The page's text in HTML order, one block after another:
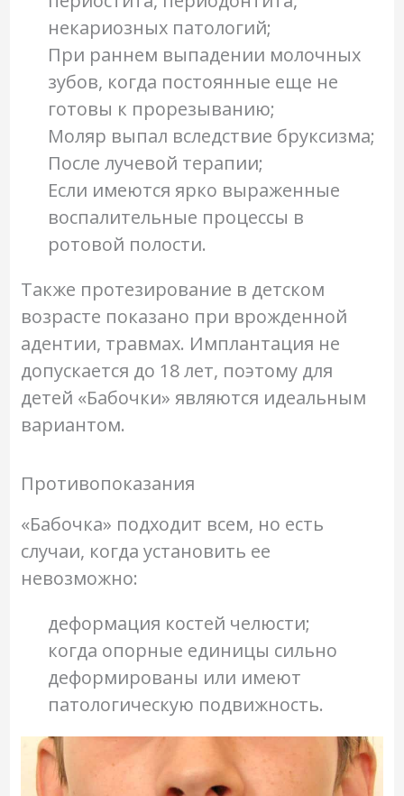
некариозных патологий;
При раннем выпадении молочных
зубов, когда постоянные еще не
готовы к прорезыванию;
Моляр выпал вследствие бруксизма;
После лучевой терапии;
Если имеются ярко выраженные
воспалительные процессы в
ротовой полости.
Также протезирование в детском
возрасте показано при врожденной
адентии, травмах. Имплантация не
допускается до 18 лет, поэтому для
детей «Бабочки» являются идеальным
вариантом.
Противопоказания
«Бабочка» подходит всем, но есть
случаи, когда установить ее
невозможно:
деформация костей челюсти;
когда опорные единицы сильно
деформированы или имеют
патологическую подвижность.